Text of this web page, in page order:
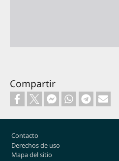
Compartir
Footer
Contacto
Derechos de uso
Mapa del sitio